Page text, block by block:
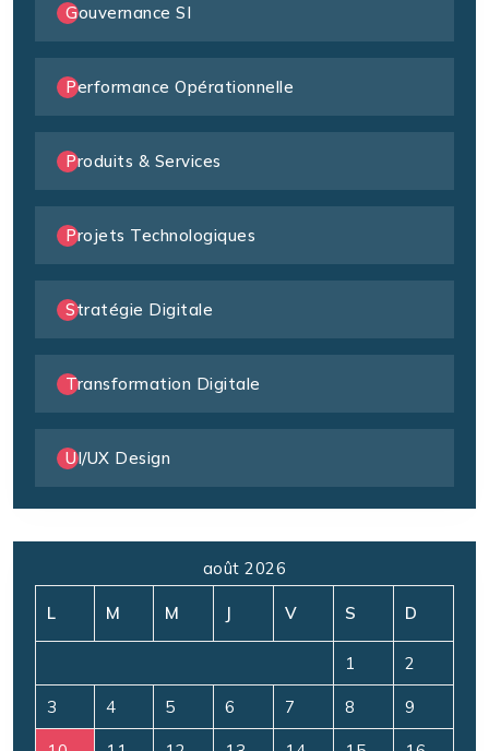
Gouvernance SI
Performance Opérationnelle
Produits & Services
Projets Technologiques
Stratégie Digitale
Transformation Digitale
UI/UX Design
août 2026
L M M J V S D
1 2
3 4 5 6 7 8 9